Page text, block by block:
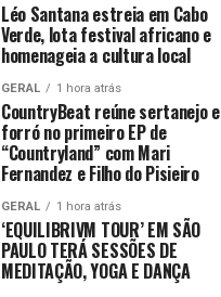
Léo Santana estreia em Cabo
Verde, lota festival africano e
homenageia a cultura local
GERAL 1 hora atrás
CountryBeat reúne sertanejo e
forró no primeiro EP de
“Countryland” com Mari
Fernandez e Filho do Pisieiro
GERAL 1 hora atrás
‘EQUILIBRIVM TOUR’ EM SÃO
PAULO TERÁ SESSÕES DE
MEDITAÇÃO, YOGA E DANÇA